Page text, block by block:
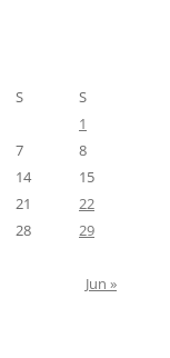
S
S
1
7
8
14
15
21
22
28
29
Jun »